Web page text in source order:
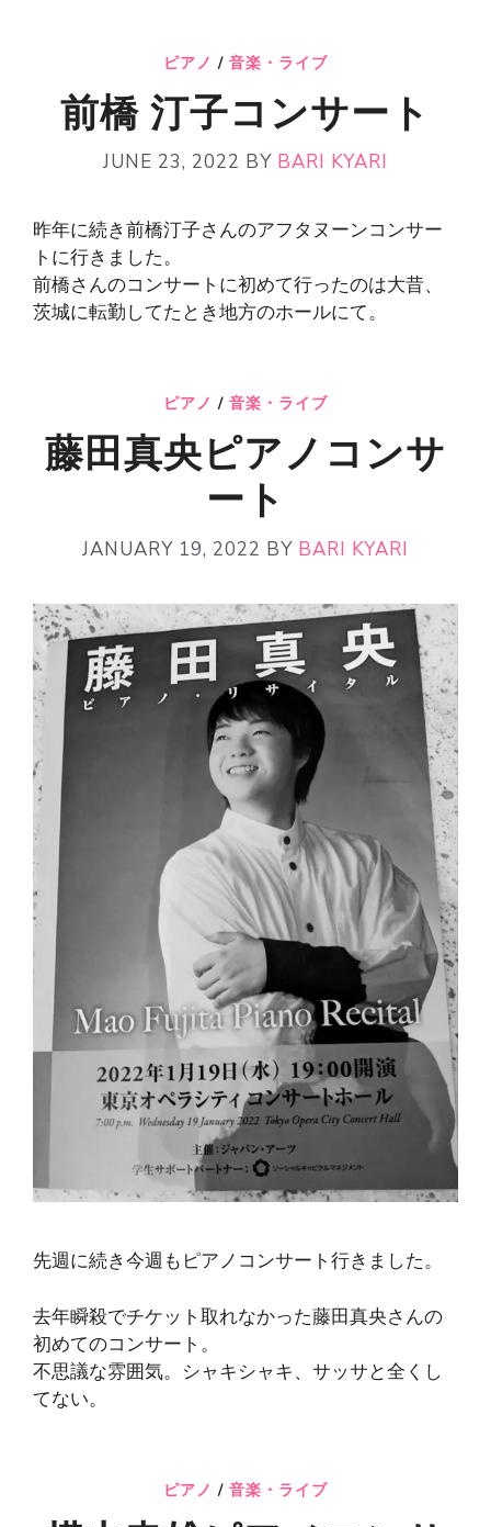
ピアノ / 音楽・ライブ
前橋 汀子コンサート
JUNE 23, 2022 BY BARI KYARI
昨年に続き前橋汀子さんのアフタヌーンコンサー
トに行きました。
前橋さんのコンサートに初めて行ったのは大昔、
茨城に転勤してたとき地方のホールにて。
ピアノ / 音楽・ライブ
藤田真央ピアノコンサ
ート
JANUARY 19, 2022 BY BARI KYARI
先週に続き今週もピアノコンサート行きました。
去年瞬殺でチケット取れなかった藤田真央さんの
初めてのコンサート。
不思議な雰囲気。シャキシャキ、サッサと全くし
てない。
ピアノ / 音楽・ライブ